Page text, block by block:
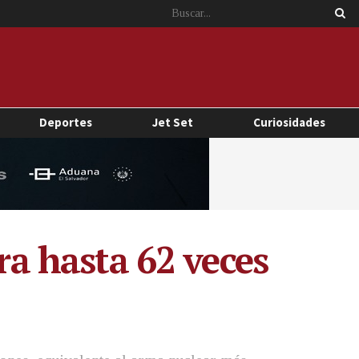
Deportes Jet Set Curiosidades
hasta 62 veces